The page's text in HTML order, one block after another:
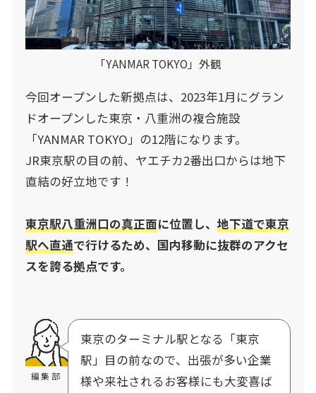
「YANMAR TOKYO」外観
今回オープンした新拠点は、2023年1月にグラン
ドオープンした東京・八重洲の複合施設
「YANMAR TOKYO」の12階になります。
JR東京駅の目の前、ヤエチカ2番出口からは地下
直結の好立地です！
東京駅八重洲口の真正面に位置し、 地下道で東京
駅へ直通で行けるため、国内移動に抜群のアクセ
スを誇る拠点です。
編集部
東京のターミナル駅となる「東京
駅」目の前なので、出張が多い企業
様や来社されるお客様にも大変喜ば